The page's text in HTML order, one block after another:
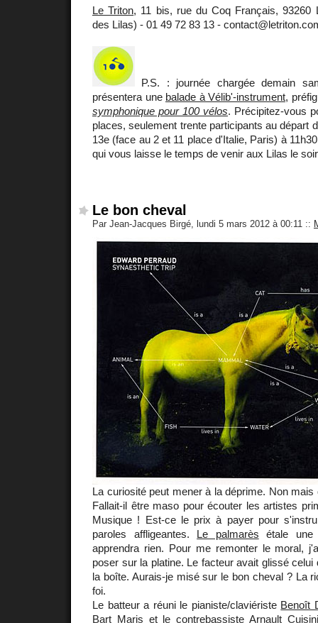
Le Triton, 11 bis, rue du Coq Français, 93260
des Lilas) - 01 49 72 83 13 -
P.S. : journée chargée demain
présentera une balade à Vélib'-instrument,
symphonique pour 100 vélos. Précipitez-vous
places, seulement trente participants au départ
13e (face au 2 et 11 place d'Italie, Paris) à
qui vous laisse le temps de venir aux Lilas le
Le bon cheval
Par Jean-Jacques Birgé, lundi 5 mars 2012 à 00:11 ::
La curiosité peut mener à la déprime. Non
Fallait-il être maso pour écouter les artistes
Musique ! Est-ce le prix à payer pour
paroles affligeantes. Le palmarès étale une
apprendra rien. Pour me remonter le moral,
poser sur la platine. Le facteur avait glissé celui
la boîte. Aurais-je misé sur le bon cheval ? La
foi.
Le batteur a réuni le pianiste/claviériste Benoît
Bart Maris et le contrebassiste Arnault